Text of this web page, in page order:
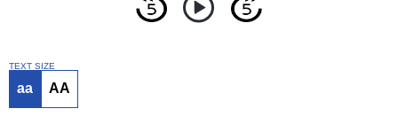
TEXT SIZE
aa AA